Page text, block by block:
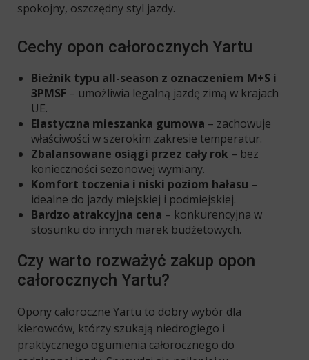
spokojny, oszczędny styl jazdy.
Cechy opon całorocznych Yartu
Bieżnik typu all-season z oznaczeniem M+S i
3PMSF – umożliwia legalną jazdę zimą w krajach
UE.
Elastyczna mieszanka gumowa – zachowuje
właściwości w szerokim zakresie temperatur.
Zbalansowane osiągi przez cały rok – bez
konieczności sezonowej wymiany.
Komfort toczenia i niski poziom hałasu –
idealne do jazdy miejskiej i podmiejskiej.
Bardzo atrakcyjna cena – konkurencyjna w
stosunku do innych marek budżetowych.
Czy warto rozważyć zakup opon
całorocznych Yartu?
Opony całoroczne Yartu to dobry wybór dla
kierowców, którzy szukają niedrogiego i
praktycznego ogumienia całorocznego do